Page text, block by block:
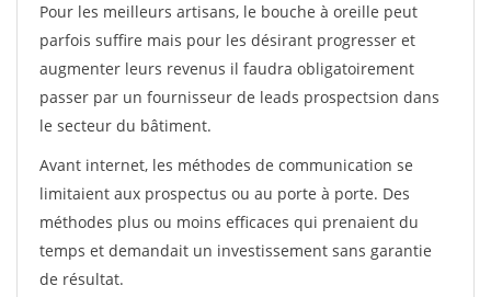
Pour les meilleurs artisans, le bouche à oreille peut
parfois suffire mais pour les désirant progresser et
augmenter leurs revenus il faudra obligatoirement
passer par un fournisseur de leads prospectsion dans
le secteur du bâtiment.
Avant internet, les méthodes de communication se
limitaient aux prospectus ou au porte à porte. Des
méthodes plus ou moins efficaces qui prenaient du
temps et demandait un investissement sans garantie
de résultat.